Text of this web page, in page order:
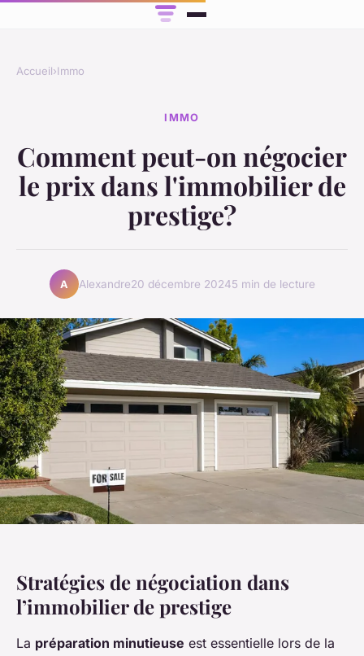
Accueil›Immo
IMMO
Comment peut-on négocier
le prix dans l'immobilier de
prestige?
A Alexandre20 décembre 20245 min de lecture
Stratégies de négociation dans
l’immobilier de prestige
La préparation minutieuse est essentielle lors de la